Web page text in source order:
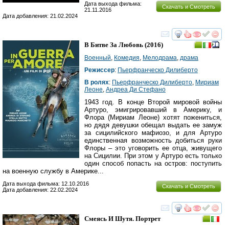
Скачать и Смотреть
Дата выхода фильма:
21.11.2016
Дата добавления: 21.02.2024
смотреть
В Битве За Любовь (2016)
Военный, Комедия, Мелодрама, драма
Режиссер: Пьерфранческо Дилиберто
В ролях: Пьерфранческо Дилиберто, Мириам
Леоне, Андреа Ди Стефано
1943 год. В конце Второй мировой войны
Артуро, эмигрировавший в Америку, и
Флора (Мириам Леоне) хотят пожениться,
но дядя девушки обещал выдать ее замуж
за сицилийского мафиозо, и для Артуро
единственная возможность добиться руки
Флоры – это уговорить ее отца, живущего
на Сицилии. При этом у Артуро есть только
один способ попасть на остров: поступить
на военную службу в Америке...
Скачать и Смотреть
Дата выхода фильма: 12.10.2016
Дата добавления: 22.02.2024
смотреть
Смеясь И Шутя. Портрет